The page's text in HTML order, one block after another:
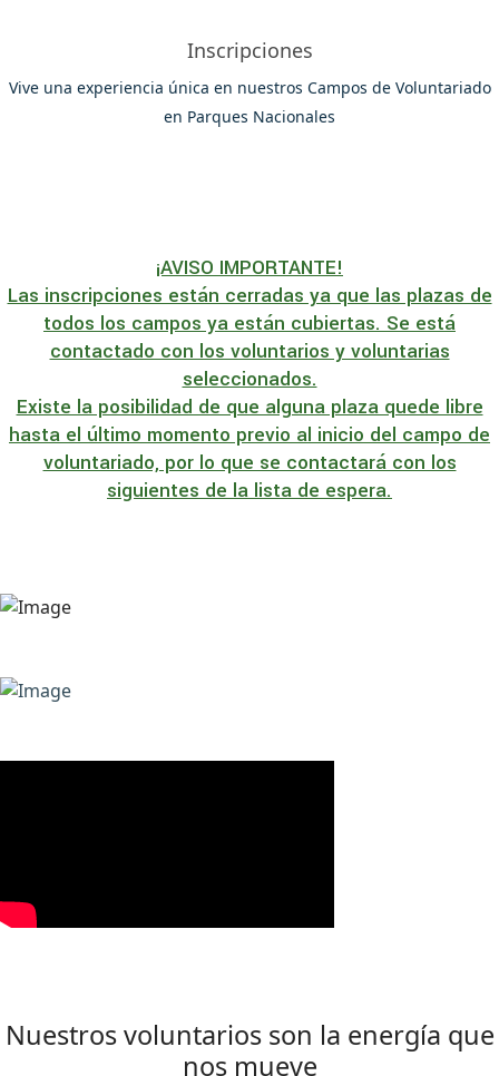
Inscripciones
Vive una experiencia única en nuestros Campos de Voluntariado
en Parques Nacionales
¡AVISO IMPORTANTE!
Las inscripciones están cerradas ya que las plazas de
todos los campos ya están cubiertas. Se está
contactado con los voluntarios y voluntarias
seleccionados.
Existe la posibilidad de que alguna plaza quede libre
hasta el último momento previo al inicio del campo de
voluntariado, por lo que se contactará con los
siguientes de la lista de espera.
Nuestros voluntarios son la energía que
nos mueve